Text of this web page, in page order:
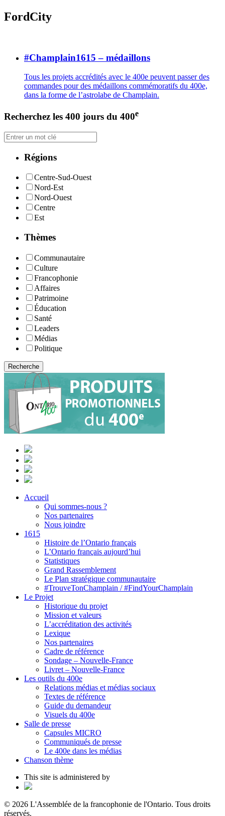
FordCity
#Champlain1615 – médaillons
Tous les projets accrédités avec le 400e peuvent passer des
commandes pour des médaillons commémoratifs du 400e,
dans la forme de l’astrolabe de Champlain.
Recherchez les 400 jours du 400e
Régions
Centre-Sud-Ouest
Nord-Est
Nord-Ouest
Centre
Est
Thèmes
Communautaire
Culture
Francophonie
Affaires
Patrimoine
Éducation
Santé
Leaders
Médias
Politique
Accueil
Qui sommes-nous ?
Nos partenaires
Nous joindre
1615
Histoire de l’Ontario français
L’Ontario français aujourd’hui
Statistiques
Grand Rassemblement
Le Plan stratégique communautaire
#TrouveTonChamplain / #FindYourChamplain
Le Projet
Historique du projet
Mission et valeurs
L’accréditation des activités
Lexique
Nos partenaires
Cadre de référence
Sondage – Nouvelle-France
Livret – Nouvelle-France
Les outils du 400e
Relations médias et médias sociaux
Textes de référence
Guide du demandeur
Visuels du 400e
Salle de presse
Capsules MICRO
Communiqués de presse
Le 400e dans les médias
Chanson thème
This site is administered by
© 2026 L'Assemblée de la francophonie de l'Ontario. Tous droits
réservés.